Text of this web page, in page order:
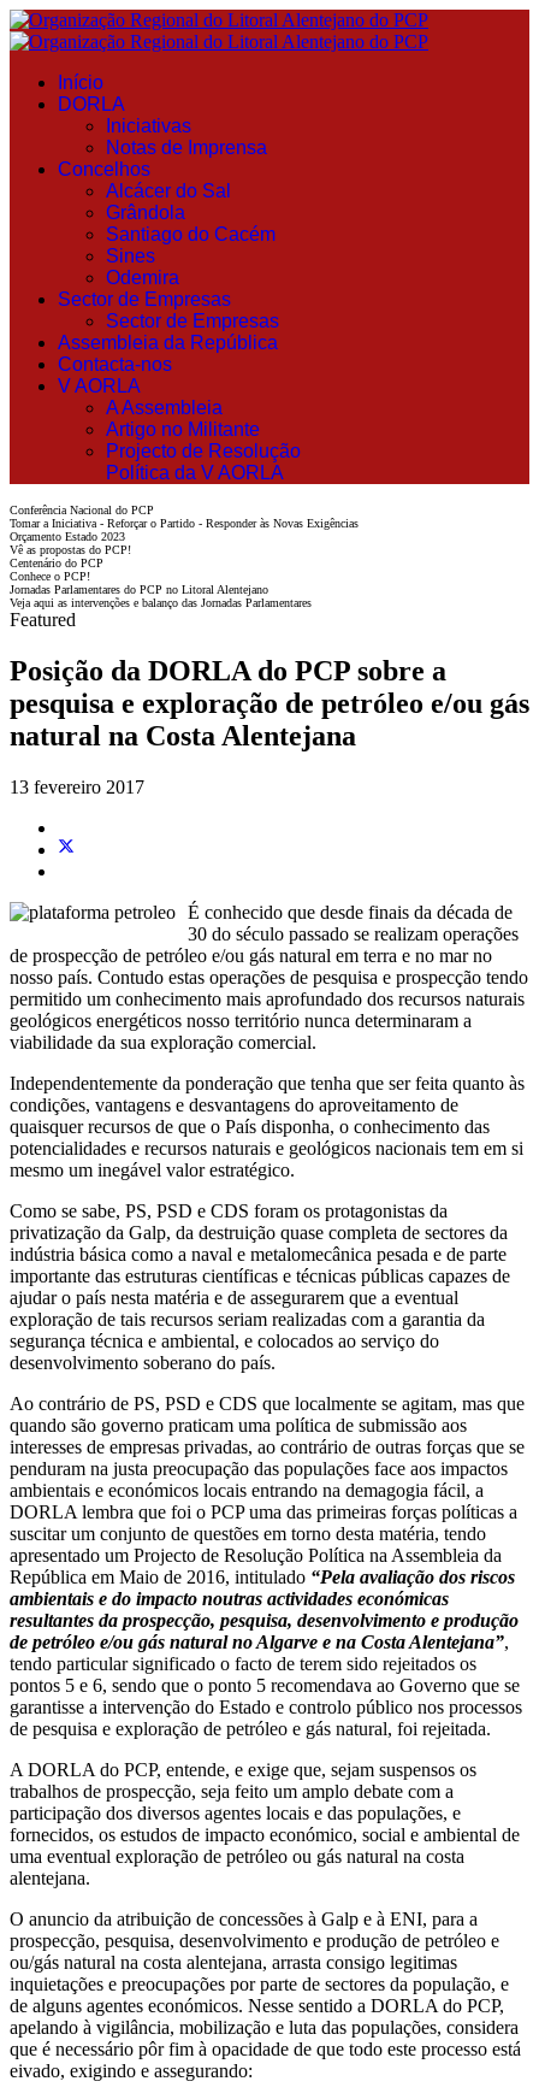
Início
DORLA
Iniciativas
Notas de Imprensa
Concelhos
Alcácer do Sal
Grândola
Santiago do Cacém
Sines
Odemira
Sector de Empresas
Sector de Empresas
Assembleia da República
Contacta-nos
V AORLA
A Assembleia
Artigo no Militante
Projecto de Resolução
Política da V AORLA
Conferência Nacional do PCP
Tomar a Iniciativa - Reforçar o Partido - Responder às Novas Exigências
Orçamento Estado 2023
Vê as propostas do PCP!
Centenário do PCP
Conhece o PCP!
Jornadas Parlamentares do PCP no Litoral Alentejano
Veja aqui as intervenções e balanço das Jornadas Parlamentares
Featured
Posição da DORLA do PCP sobre a
pesquisa e exploração de petróleo e/ou gás
natural na Costa Alentejana
13 fevereiro 2017
É conhecido que desde finais da década de
30 do século passado se realizam operações
de prospecção de petróleo e/ou gás natural em terra e no mar no
nosso país. Contudo estas operações de pesquisa e prospecção tendo
permitido um conhecimento mais aprofundado dos recursos naturais
geológicos energéticos nosso território nunca determinaram a
viabilidade da sua exploração comercial.
Independentemente da ponderação que tenha que ser feita quanto às
condições, vantagens e desvantagens do aproveitamento de
quaisquer recursos de que o País disponha, o conhecimento das
potencialidades e recursos naturais e geológicos nacionais tem em si
mesmo um inegável valor estratégico.
Como se sabe, PS, PSD e CDS foram os protagonistas da
privatização da Galp, da destruição quase completa de sectores da
indústria básica como a naval e metalomecânica pesada e de parte
importante das estruturas científicas e técnicas públicas capazes de
ajudar o país nesta matéria e de assegurarem que a eventual
exploração de tais recursos seriam realizadas com a garantia da
segurança técnica e ambiental, e colocados ao serviço do
desenvolvimento soberano do país.
Ao contrário de PS, PSD e CDS que localmente se agitam, mas que
quando são governo praticam uma política de submissão aos
interesses de empresas privadas, ao contrário de outras forças que se
penduram na justa preocupação das populações face aos impactos
ambientais e económicos locais entrando na demagogia fácil, a
DORLA lembra que foi o PCP uma das primeiras forças políticas a
suscitar um conjunto de questões em torno desta matéria, tendo
apresentado um Projecto de Resolução Política na Assembleia da
República em Maio de 2016, intitulado “Pela avaliação dos riscos
ambientais e do impacto noutras actividades económicas
resultantes da prospecção, pesquisa, desenvolvimento e produção
de petróleo e/ou gás natural no Algarve e na Costa Alentejana”,
tendo particular significado o facto de terem sido rejeitados os
pontos 5 e 6, sendo que o ponto 5 recomendava ao Governo que se
garantisse a intervenção do Estado e controlo público nos processos
de pesquisa e exploração de petróleo e gás natural, foi rejeitada.
A DORLA do PCP, entende, e exige que, sejam suspensos os
trabalhos de prospecção, seja feito um amplo debate com a
participação dos diversos agentes locais e das populações, e
fornecidos, os estudos de impacto económico, social e ambiental de
uma eventual exploração de petróleo ou gás natural na costa
alentejana.
O anuncio da atribuição de concessões à Galp e à ENI, para a
prospecção, pesquisa, desenvolvimento e produção de petróleo e
ou/gás natural na costa alentejana, arrasta consigo legitimas
inquietações e preocupações por parte de sectores da população, e
de alguns agentes económicos. Nesse sentido a DORLA do PCP,
apelando à vigilância, mobilização e luta das populações, considera
que é necessário pôr fim à opacidade de que todo este processo está
eivado, exigindo e assegurando: